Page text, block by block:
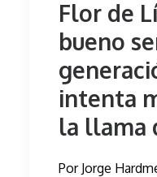
Flor de
bueno
intenta
la llama
Por Jorge